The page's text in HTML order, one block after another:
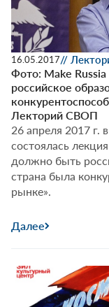
16.05.2017//
Фото: Make
российское
Лекторий СВОП
26 апреля 2017 г.
состоялась
должно быть
страна была
рынке».
Далее